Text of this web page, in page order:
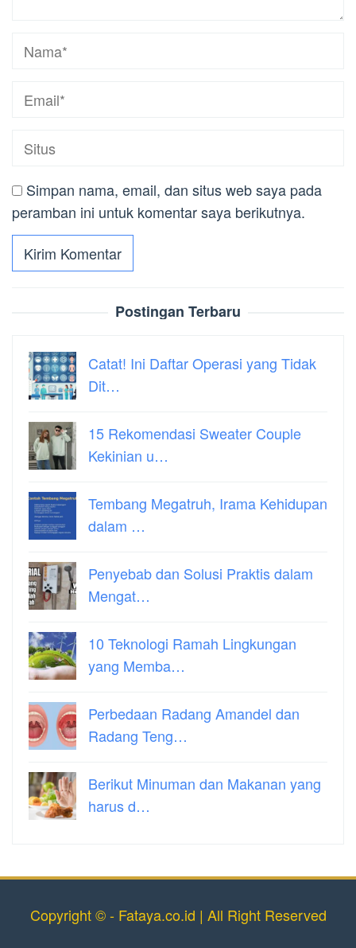
Simpan nama, email, dan situs web saya pada
peramban ini untuk komentar saya berikutnya.
Postingan Terbaru
Catat! Ini Daftar Operasi yang Tidak
Dit…
15 Rekomendasi Sweater Couple
Kekinian u…
Tembang Megatruh, Irama Kehidupan
dalam …
Penyebab dan Solusi Praktis dalam
Mengat…
10 Teknologi Ramah Lingkungan
yang Memba…
Perbedaan Radang Amandel dan
Radang Teng…
Berikut Minuman dan Makanan yang
harus d…
Copyright © - Fataya.co.id | All Right Reserved